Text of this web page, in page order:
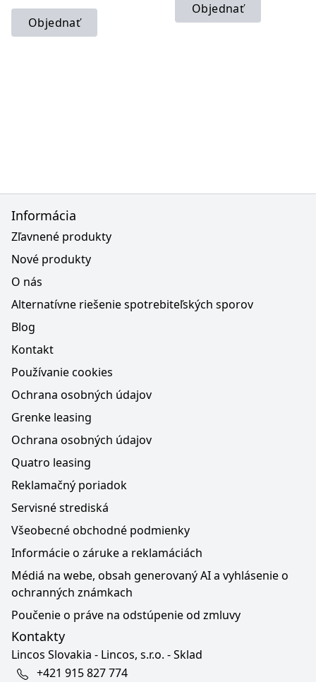
Objednať
Objednať
Informácia
Zľavnené produkty
Nové produkty
O nás
Alternatívne riešenie spotrebiteľských sporov
Blog
Kontakt
Používanie cookies
Ochrana osobných údajov
Grenke leasing
Ochrana osobných údajov
Quatro leasing
Reklamačný poriadok
Servisné strediská
Všeobecné obchodné podmienky
Informácie o záruke a reklamáciách
Médiá na webe, obsah generovaný AI a vyhlásenie o
ochranných známkach
Poučenie o práve na odstúpenie od zmluvy
Kontakty
Lincos Slovakia - Lincos, s.r.o. - Sklad
+421 915 827 774